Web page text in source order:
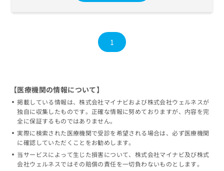
1
【医療機関の情報について】
掲載している情報は、株式会社マイナビおよび株式会社ウェルネスが
独自に収集したものです。正確な情報に努めておりますが、内容を完
全に保証するものではありません。
実際に検索された医療機関で受診を希望される場合は、必ず医療機関
に確認していただくことをお勧めします。
当サービスによって生じた損害について、株式会社マイナビ及び株式
会社ウェルネスではその賠償の責任を一切負わないものとします。